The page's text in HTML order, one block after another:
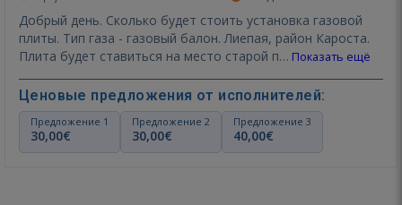
Добрый день. Сколько будет стоить установка газовой
плиты. Тип газа - газовый балон. Лиепая, район Кароста.
Плита будет ставиться на место старой п… Показать ещё
Ценовые предложения от исполнителей:
Предложение 1
30,00€
Предложение 2
30,00€
Предложение 3
40,00€